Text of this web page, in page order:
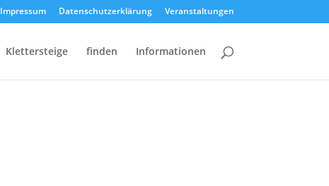
Impressum Datenschutzerklärung Veranstaltungen
Klettersteige finden Informationen